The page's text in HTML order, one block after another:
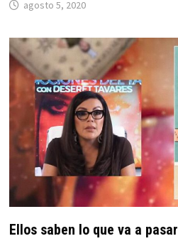
agosto 5, 2020
Ellos saben lo que va a pasar